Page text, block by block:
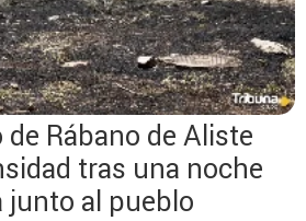
de Rábano de Aliste
tras una noche
junto al pueblo